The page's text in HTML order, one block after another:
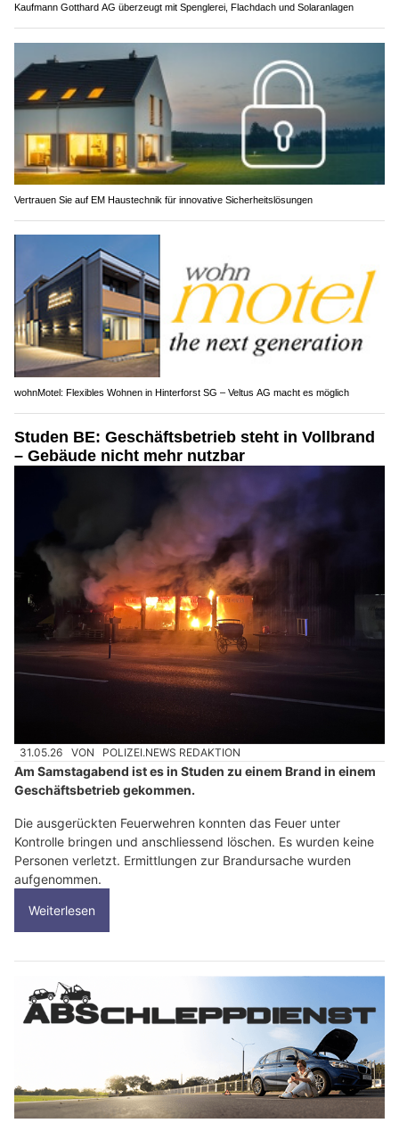
Kaufmann Gotthard AG überzeugt mit Spenglerei, Flachdach und Solaranlagen
Vertrauen Sie auf EM Haustechnik für innovative Sicherheitslösungen
wohnMotel: Flexibles Wohnen in Hinterforst SG – Veltus AG macht es möglich
Studen BE: Geschäftsbetrieb steht in Vollbrand
– Gebäude nicht mehr nutzbar
31.05.26 VON POLIZEI.NEWS REDAKTION
Am Samstagabend ist es in Studen zu einem Brand in einem
Geschäftsbetrieb gekommen.
Die ausgerückten Feuerwehren konnten das Feuer unter
Kontrolle bringen und anschliessend löschen. Es wurden keine
Personen verletzt. Ermittlungen zur Brandursache wurden
aufgenommen.
Weiterlesen